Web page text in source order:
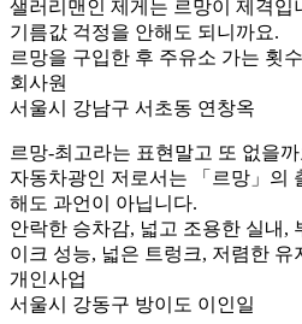
샐러리맨인 제게는 르망이 제격입
기름값 걱정을 안해도 되니까요.
르망을 구입한 후 주유소 가는 횟
회사원
서울시 강남구 서초동 연창옥
르망-최고라는 표현말고 또 없을까
자동차광인 저로서는 「르망」의
해도 과언이 아닙니다.
안락한 승차감, 넓고 조용한 실내,
이크 성능, 넓은 트렁크, 저렴한 유
개인사업
서울시 강동구 방이도 이인일